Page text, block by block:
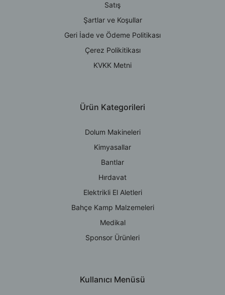
Satış
Şartlar ve Koşullar
Geri İade ve Ödeme Politikası
Çerez Polikitikası
KVKK Metni
Ürün Kategorileri
Dolum Makineleri
Kimyasallar
Bantlar
Hırdavat
Elektrikli El Aletleri
Bahçe Kamp Malzemeleri
Medikal
Sponsor Ürünleri
Kullanıcı Menüsü